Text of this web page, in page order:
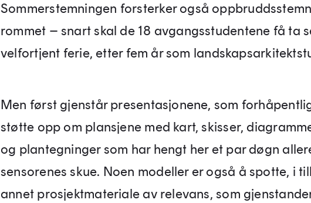
Sommerstemningen forsterker også
rommet – snart skal de 18 avgangsstudentene få ta
velfortjent ferie, etter fem år som
Men først gjenstår presentasjonene, som
støtte opp om plansjene med kart, skisser,
og plantegninger som har hengt her et par døgn
sensorenes skue. Noen modeller er også å spotte, i
annet prosjektmateriale av relevans, som